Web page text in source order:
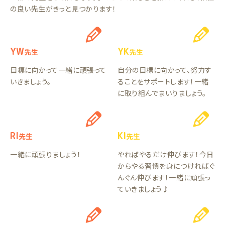
の良い先生がきっと見つかります！
YW先生
目標に向かって一緒に頑張って
いきましょう。
YK先生
自分の目標に向かって、努力す
ることをサポートします！一緒
に取り組んでまいりましょう。
RI先生
一緒に頑張りましょう！
KI先生
やればやるだけ伸びます！今日
からやる習慣を身につければぐ
んぐん伸びます！一緒に頑張っ
ていきましょう♪